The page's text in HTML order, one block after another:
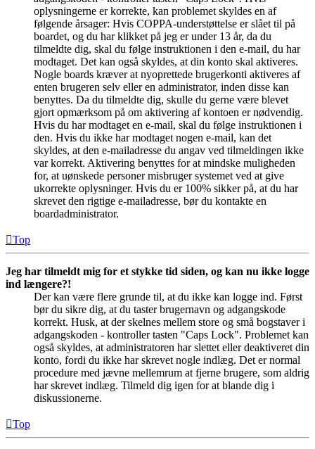
oplysningerne er korrekte, kan problemet skyldes en af
følgende årsager: Hvis COPPA-understøttelse er slået til på
boardet, og du har klikket på jeg er under 13 år, da du
tilmeldte dig, skal du følge instruktionen i den e-mail, du har
modtaget. Det kan også skyldes, at din konto skal aktiveres.
Nogle boards kræver at nyoprettede brugerkonti aktiveres af
enten brugeren selv eller en administrator, inden disse kan
benyttes. Da du tilmeldte dig, skulle du gerne være blevet
gjort opmærksom på om aktivering af kontoen er nødvendig.
Hvis du har modtaget en e-mail, skal du følge instruktionen i
den. Hvis du ikke har modtaget nogen e-mail, kan det
skyldes, at den e-mailadresse du angav ved tilmeldingen ikke
var korrekt. Aktivering benyttes for at mindske muligheden
for, at uønskede personer misbruger systemet ved at give
ukorrekte oplysninger. Hvis du er 100% sikker på, at du har
skrevet den rigtige e-mailadresse, bør du kontakte en
boardadministrator.
Top
Jeg har tilmeldt mig for et stykke tid siden, og kan nu ikke logge
ind længere?!
Der kan være flere grunde til, at du ikke kan logge ind. Først
bør du sikre dig, at du taster brugernavn og adgangskode
korrekt. Husk, at der skelnes mellem store og små bogstaver i
adgangskoden - kontroller tasten "Caps Lock". Problemet kan
også skyldes, at administratoren har slettet eller deaktiveret din
konto, fordi du ikke har skrevet nogle indlæg. Det er normal
procedure med jævne mellemrum at fjerne brugere, som aldrig
har skrevet indlæg. Tilmeld dig igen for at blande dig i
diskussionerne.
Top